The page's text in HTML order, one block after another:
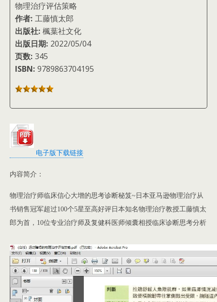
物理治疗评估策略
作者: 工藤慎太郎
出版社: 楓葉社文化
出版日期: 2022/05/04
页数: 345
ISBN: 9789863704195
电子版下载链接
内容简介：
物理治疗师临床信心大增的思考诊断秘笈~日本亚马逊物理治疗从
书销售冠军超过100个5星至高好评日本知名物理治疗教授工藤慎太
郎为首，10位专业治疗师及复健科医师倾囊相授临床诊断思考分析